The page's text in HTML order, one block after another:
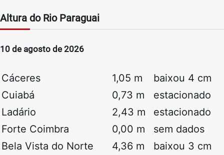
Altura do Rio Paraguai
10 de agosto de 2026
Cáceres 1,05 m
baixou 4 cm
Cuiabá
0,73 m
estacionado
Ladário
2,43 m
estacionado
Forte Coimbra
0,00 m
sem dados
Bela Vista do Norte
4,36 m baixou 3 cm